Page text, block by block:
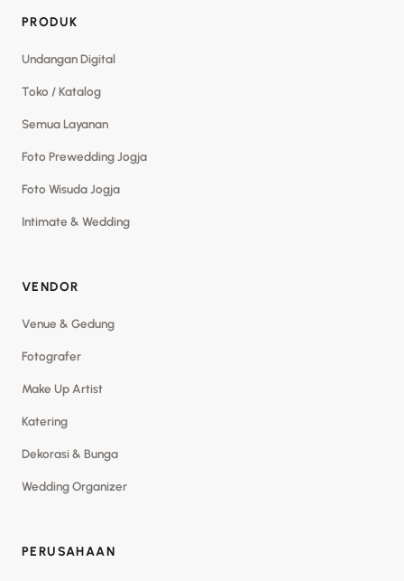
PRODUK
Undangan Digital
Toko / Katalog
Semua Layanan
Foto Prewedding Jogja
Foto Wisuda Jogja
Intimate & Wedding
VENDOR
Venue & Gedung
Fotografer
Make Up Artist
Katering
Dekorasi & Bunga
Wedding Organizer
PERUSAHAAN